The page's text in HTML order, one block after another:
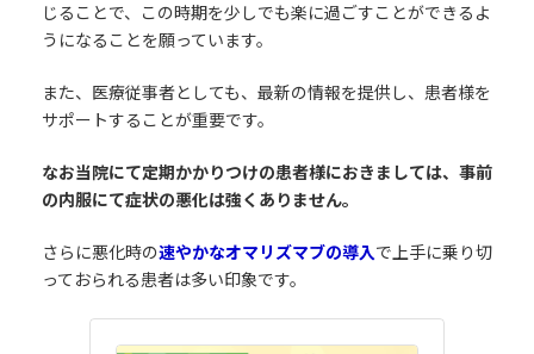
じることで、この時期を少しでも楽に過ごすことができるよ
うになることを願っています。
また、医療従事者としても、最新の情報を提供し、患者様を
サポートすることが重要です。
なお当院にて定期かかりつけの患者様におきましては、事前
の内服にて症状の悪化は強くありません。
さらに悪化時の速やかなオマリズマブの導入で上手に乗り切
っておられる患者は多い印象です。